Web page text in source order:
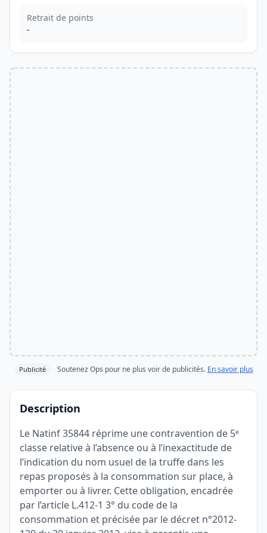
Retrait de points
-
Publicité Soutenez Ops pour ne plus voir de publicités. En savoir plus
Description
Le Natinf 35844 réprime une contravention de 5ᵉ
classe relative à l’absence ou à l’inexactitude de
l’indication du nom usuel de la truffe dans les
repas proposés à la consommation sur place, à
emporter ou à livrer. Cette obligation, encadrée
par l’article L.412-1 3° du code de la
consommation et précisée par le décret n°2012-